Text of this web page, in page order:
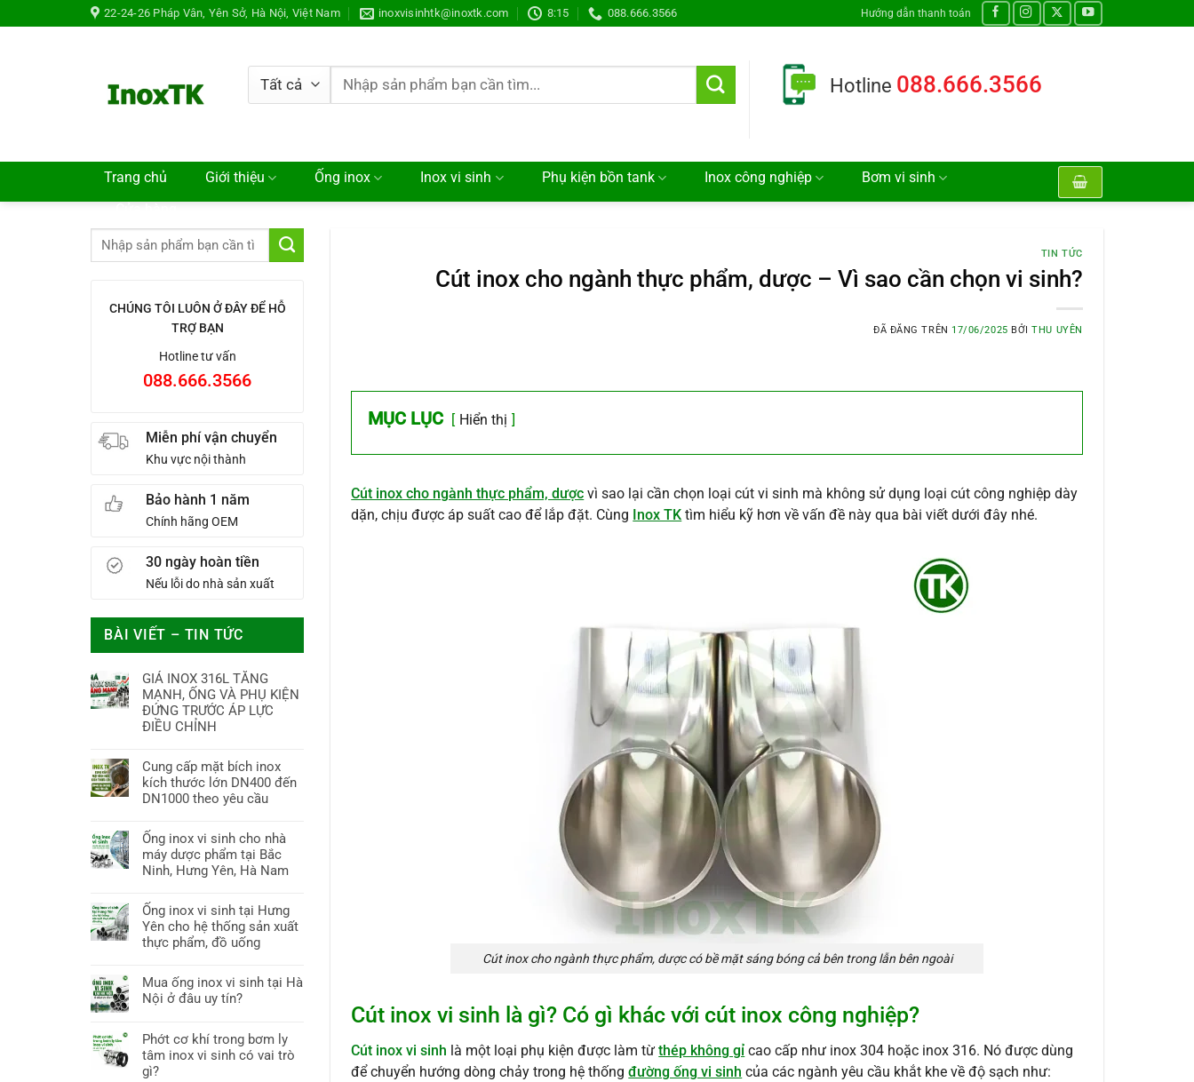
đến
22-24-26 Pháp Vân, Yên Sở, Hà Nội, Việt Nam inoxvisinhtk@inoxtk.com 8:15 088.666.3566 Hướng dẫn thanh toán
Tìm
kiếm:
Hotline 088.666.3566
Trang chủ Giới thiệu Ống inox Inox vi sinh Phụ kiện bồn tank Inox công nghiệp
Bơm vi sinh
CHÚNG TÔI LUÔN Ở ĐÂY ĐỂ HỖ
TRỢ BẠN
Hotline tư vấn
088.666.3566
Miễn phí vận chuyển
Khu vực nội thành
Bảo hành 1 năm
Chính hãng OEM
30 ngày hoàn tiền
Nếu lỗi do nhà sản xuất
BÀI VIẾT – TIN TỨC
GIÁ INOX 316L TĂNG
MẠNH, ỐNG VÀ PHỤ KIỆN
ĐỨNG TRƯỚC ÁP LỰC
ĐIỀU CHỈNH
Cung cấp mặt bích inox
kích thước lớn DN400 đến
DN1000 theo yêu cầu
Ống inox vi sinh cho nhà
máy dược phẩm tại Bắc
Ninh, Hưng Yên, Hà Nam
Ống inox vi sinh tại Hưng
Yên cho hệ thống sản xuất
thực phẩm, đồ uống
Mua ống inox vi sinh tại Hà
Nội ở đâu uy tín?
Phớt cơ khí trong bơm ly
tâm inox vi sinh có vai trò
gì?
TIN TỨC
Cút inox cho ngành thực phẩm, dược – Vì sao cần chọn vi sinh?
ĐÃ ĐĂNG TRÊN 17/06/2025 BỞITHU UYÊN
MỤC LỤC Hiển thị
Cút inox cho ngành thực phẩm, dược vì sao lại cần chọn loại cút vi sinh mà không sử dụng loại cút công nghiệp dày
dặn, chịu được áp suất cao để lắp đặt. Cùng
Inox TK tìm hiểu kỹ hơn về vấn đề này qua bài viết dưới đây nhé.
Cút inox cho ngành thực phẩm, dược có bề mặt sáng bóng cả bên trong lẫn bên ngoài
Cút inox vi sinh là gì? Có gì khác với cút inox công nghiệp?
Cút inox vi sinh là một loại phụ kiện được làm từthép không gỉ cao cấp như inox 304 hoặc inox 316. Nó được dùng
để chuyển hướng dòng chảy trong hệ thốngđường ống vi sinh của các ngành yêu cầu khắt khe về độ sạch như: